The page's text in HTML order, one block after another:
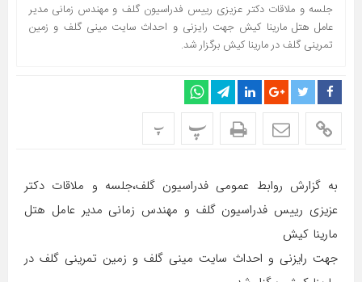
جلسه و ملاقات دکتر عزیزی رییس فدراسیون گلف و مهندس زمانی مدیر
عامل هتل مارینا کیش جهت رایزنی و احداث سایت مینی گلف و زمین
تمرینی گلف در مارینا کیش برگزار شد.
پ پ
به گزارش روابط عمومی فدراسیون گلف،جلسه و ملاقات دکتر
عزیزی رییس فدراسیون گلف و مهندس زمانی مدیر عامل هتل
مارینا کیش
جهت رایزنی و احداث سایت مینی گلف و زمین تمرینی گلف در